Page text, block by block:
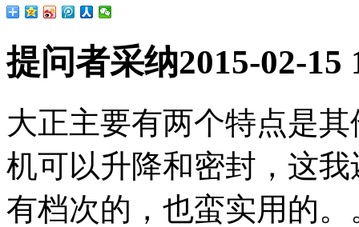
提问者采纳2015-02-15
大正主要有两个特点是
机可以升降和密封，这
有档次的，也蛮实用的